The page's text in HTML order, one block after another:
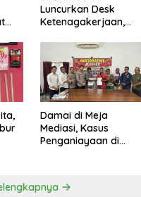
Luncurkan Desk
Ketenagakerjaan,
Didorong Tuntas
Lewat Mediasi
Damai di Meja
Mediasi, Kasus
Penganiayaan di